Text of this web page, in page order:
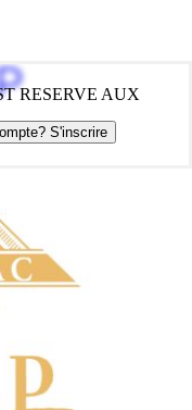
RESERVE AUX
S'inscrire